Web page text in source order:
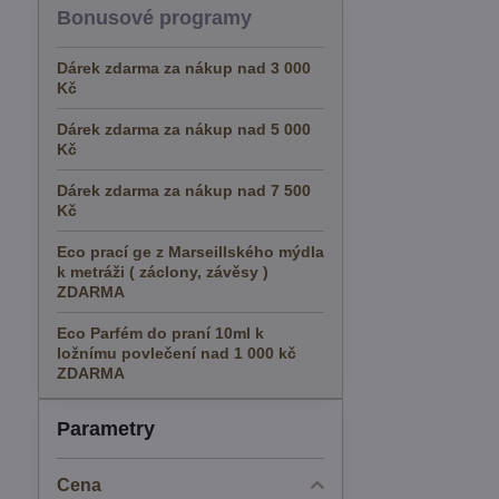
Parametry
Cena
Bonusové programy
Dárek zdarma za nákup nad 3 000
Kč
Dárek zdarma za nákup nad 5 000
Kč
Dárek zdarma za nákup nad 7 500
Kč
Eco prací ge z Marseillského mýdla
k metráži ( záclony, závěsy )
ZDARMA
Eco Parfém do praní 10ml k
ložnímu povlečení nad 1 000 kč
ZDARMA